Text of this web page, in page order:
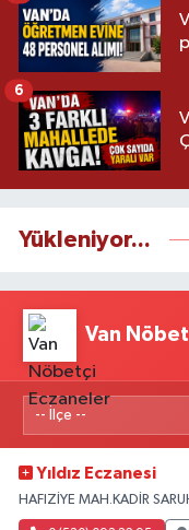
6
Yükleniyor...
Van
Yıldız Eczanesi
HAFIZİYE MAH.KADİR